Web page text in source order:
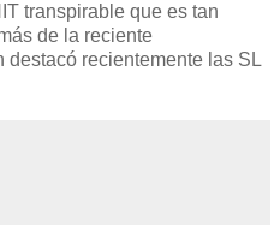
transpirable que es tan
de la reciente
recientemente las SL